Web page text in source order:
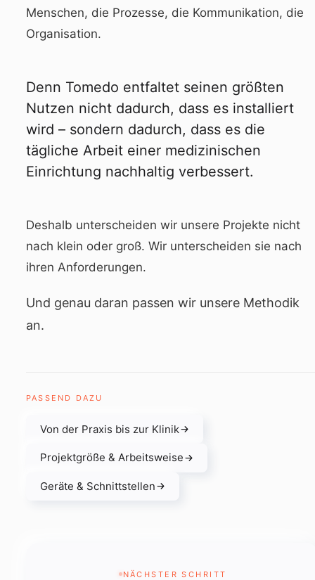
Menschen, die Prozesse, die Kommunikation, die
Organisation.
Denn Tomedo entfaltet seinen größten
Nutzen nicht dadurch, dass es installiert
wird – sondern dadurch, dass es die
tägliche Arbeit einer medizinischen
Einrichtung nachhaltig verbessert.
Deshalb unterscheiden wir unsere Projekte nicht
nach klein oder groß. Wir unterscheiden sie nach
ihren Anforderungen.
Und genau daran passen wir unsere Methodik
an.
PASSEND DAZU
Von der Praxis bis zur Klinik
Projektgröße & Arbeitsweise
Geräte & Schnittstellen
NÄCHSTER SCHRITT